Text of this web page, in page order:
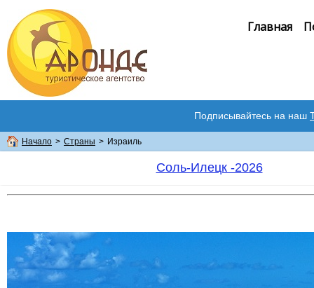
Главная
Подписывайтесь на наш
Начало > Страны > Израиль
Соль-Илецк -2026